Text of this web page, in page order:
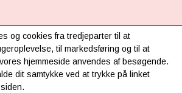
og cookies fra tredjeparter til at
til markedsføring og til at
hjemmeside anvendes af besøgende.
dit samtykke ved at trykke på linket